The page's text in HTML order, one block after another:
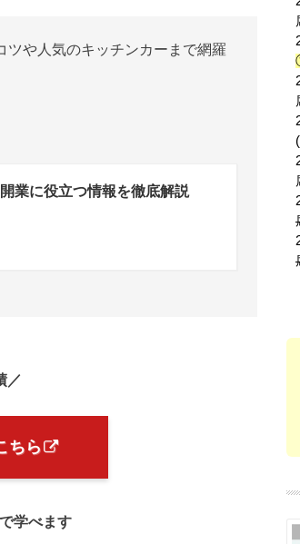
や人気のキッチンカーまで網羅
業に役立つ情報を徹底解説
／
ちら
で学べます